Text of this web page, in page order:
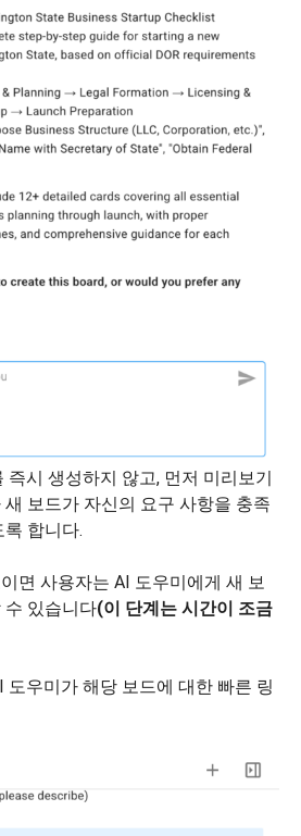
시 생성하지 않고, 먼저 미리보기
보드가 자신의 요구 사항을 충족
합니다.
면 사용자는 AI 도우미에게 새 보
수 있습니다(이 단계는 시간이 조금
도우미가 해당 보드에 대한 빠른 링